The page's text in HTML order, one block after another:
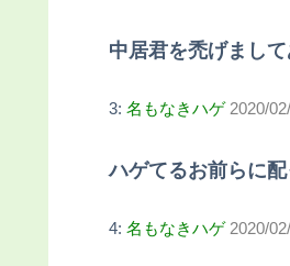
中居君を禿げまして
3: 名もなきハゲ 2020/
ハゲてるお前らに
4: 名もなきハゲ 2020/